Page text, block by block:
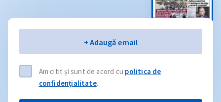
+ Adaugă email
Am citit și sunt de acord cu politica de
confidențialitate.